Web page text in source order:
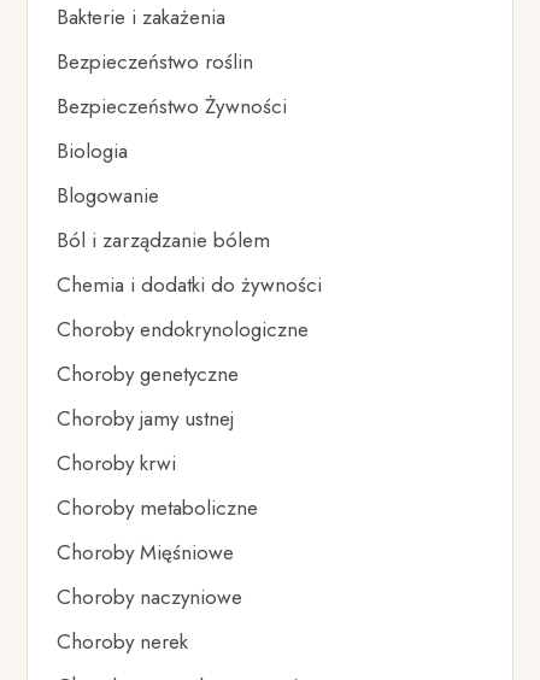
Bakterie i zakażenia
Bezpieczeństwo roślin
Bezpieczeństwo Żywności
Biologia
Blogowanie
Ból i zarządzanie bólem
Chemia i dodatki do żywności
Choroby endokrynologiczne
Choroby genetyczne
Choroby jamy ustnej
Choroby krwi
Choroby metaboliczne
Choroby Mięśniowe
Choroby naczyniowe
Choroby nerek